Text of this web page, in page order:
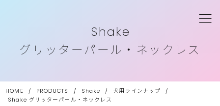
Shake
グリッターパール・ネックレス
HOME / PRODUCTS / Shake / 犬用ラインナップ
/
Shake グリッターパール・ネックレス